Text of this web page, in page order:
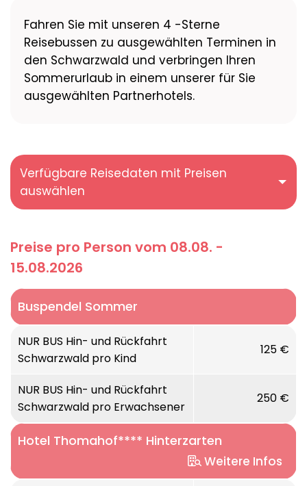
Fahren Sie mit unseren 4 -Sterne
Reisebussen zu ausgewählten Terminen in
den Schwarzwald und verbringen Ihren
Sommerurlaub in einem unserer für Sie
ausgewählten Partnerhotels.
Verfügbare Reisedaten mit Preisen
auswählen
Preise pro Person vom 08.08. -
15.08.2026
Buspendel Sommer
NUR BUS Hin- und Rückfahrt
Schwarzwald pro Kind
125 €
NUR BUS Hin- und Rückfahrt
Schwarzwald pro Erwachsener
250 €
Hotel Thomahof**** Hinterzarten
Weitere Infos